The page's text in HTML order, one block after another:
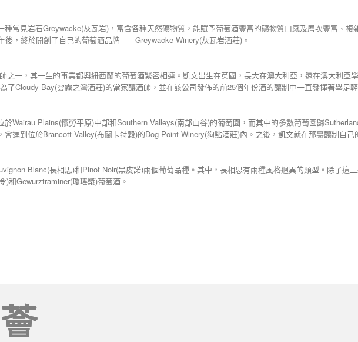
見岩石Greywacke(灰瓦岩)，富含各種天然礦物質，能賦予葡萄酒豐富的礦物質口感及層次豐富、複
後，終於開創了自己的葡萄酒品牌——Greywacke Winery(灰瓦岩酒莊)。
一，其一生的事業都與紐西蘭的葡萄酒緊密相連。凱文出生在英國，長大在澳大利亞，還在澳大利亞
了Cloudy Bay(雲霧之灣酒莊)的當家釀酒師，並在該公司發佈的前25個年份酒的釀制中一直發揮著舉足
Plains(懷勞平原)中部和Southern Valleys(南部山谷)的葡萄園，而其中的多數葡萄園歸
運到位於Brancott Valley(布蘭卡特穀)的Dog Point Winery(狗點酒莊)內。之後，凱文就在那裏釀制自己
Blanc(長相思)和Pinot Noir(黑皮諾)兩個葡萄品種。其中，長相思有兩種風格迥異的類型。除了這
)和Gewurztraminer(瓊瑤漿)葡萄酒。